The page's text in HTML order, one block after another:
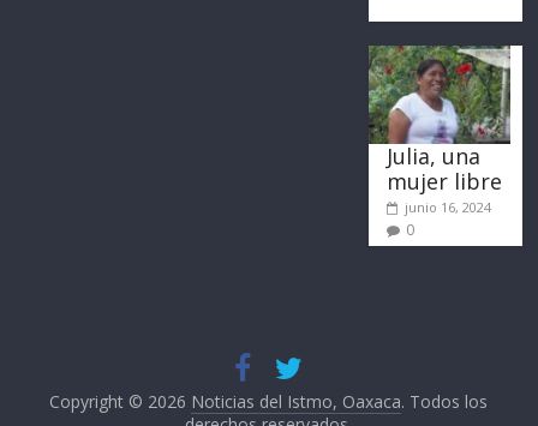
Julia, una
mujer libre
junio 16, 2024
0
Copyright © 2026 Noticias del Istmo, Oaxaca. Todos los